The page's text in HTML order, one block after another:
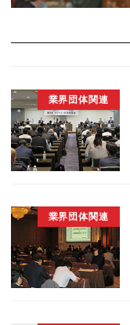
業界団体関連
業界団体関連